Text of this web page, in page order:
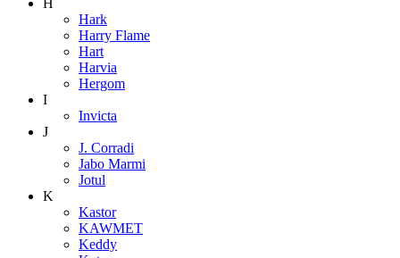
Hark
Harry Flame
Hart
Harvia
Hergom
I
Invicta
J
J. Corradi
Jabo Marmi
Jotul
K
Kastor
KAWMET
Keddy